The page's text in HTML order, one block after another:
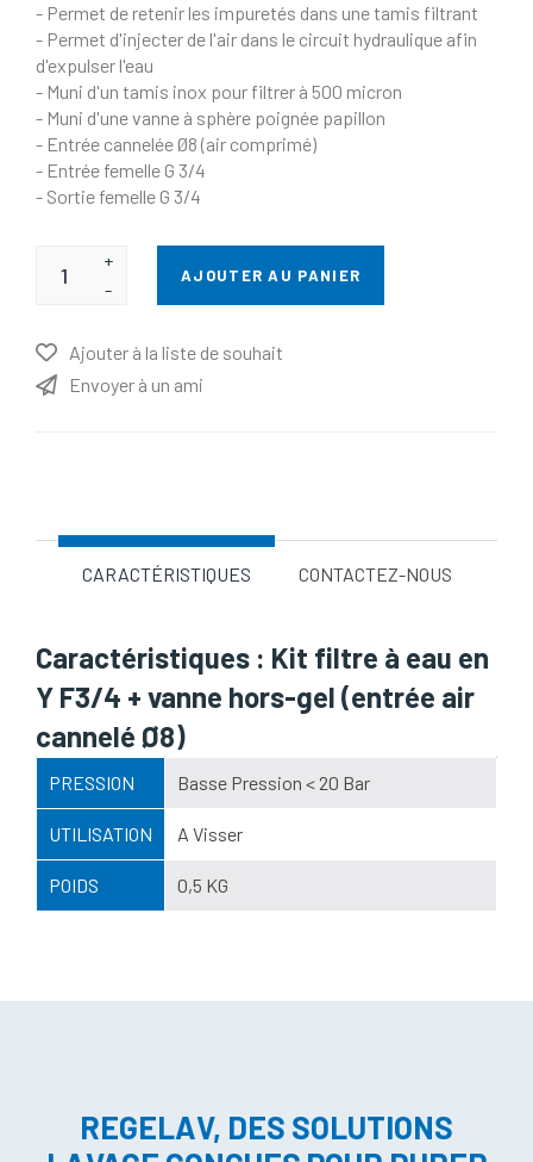
- Permet de retenir les impuretés dans une tamis filtrant
- Permet d'injecter de l'air dans le circuit hydraulique afin
d'expulser l'eau
- Muni d'un tamis inox pour filtrer à 500 micron
- Muni d'une vanne à sphère poignée papillon
- Entrée cannelée Ø8 (air comprimé)
- Entrée femelle G 3/4
- Sortie femelle G 3/4
+
-
AJOUTER AU PANIER
Ajouter à la liste de souhait
Envoyer à un ami
CARACTÉRISTIQUES CONTACTEZ-NOUS
Caractéristiques : Kit filtre à eau en
Y F3/4 + vanne hors-gel (entrée air
cannelé Ø8)
PRESSION Basse Pression < 20 Bar
UTILISATION A Visser
POIDS 0,5 KG
REGELAV, DES SOLUTIONS